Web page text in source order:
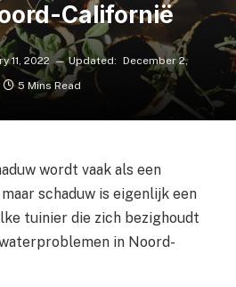
Californië
11, 2022 Updated: December 2,
5 Mins Read
wordt vaak als een
schaduw is eigenlijk een
tuinier die zich bezighoudt
in Noord-